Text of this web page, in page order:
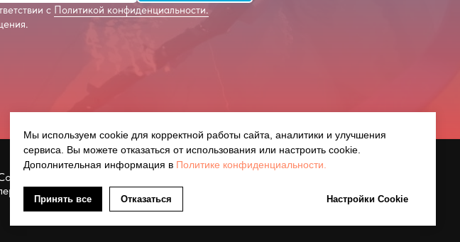
с Политикой конфиденциальности.
на обработку
данных
Мы используем cookie для корректной работы сайта, аналитики и улучшения
сервиса. Вы можете отказаться от использования или настроить cookie.
Дополнительная информация в Политике конфиденциальности.
Принять все Отказаться Настройки Cookie